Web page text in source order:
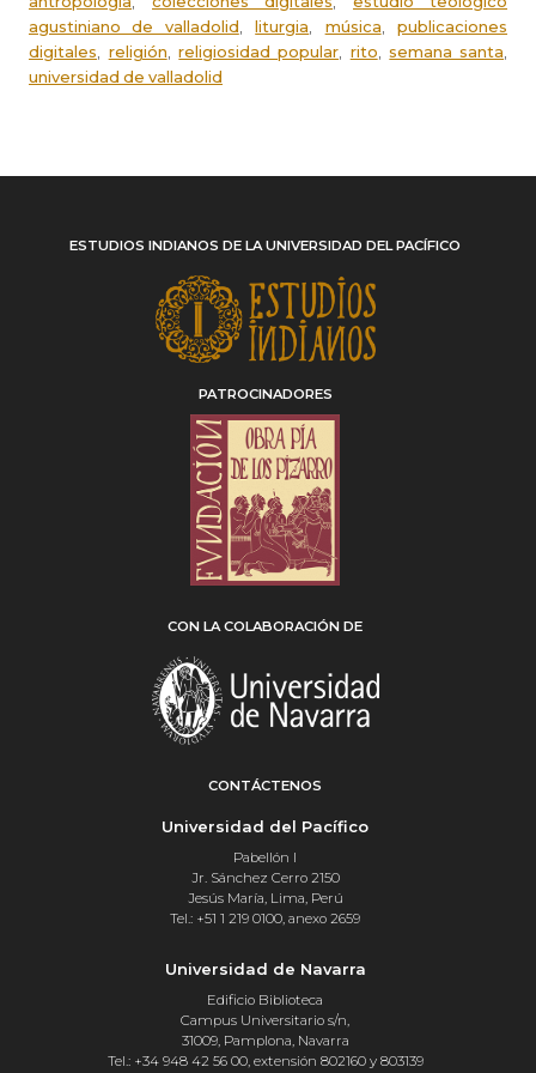
agustiniano de valladolid,liturgia, música,publicaciones
digitales, religión,religiosidad popular, rito,semana santa,
universidad de valladolid
ESTUDIOS INDIANOS DE LA UNIVERSIDAD DEL PACÍFICO
PATROCINADORES
CON LA COLABORACIÓN DE
CONTÁCTENOS
Universidad del Pacífico
Pabellón I
Jr. Sánchez Cerro 2150
Jesús María, Lima, Perú
Tel.: +51 1 219 0100, anexo 2659
Universidad de Navarra
Edificio Biblioteca
Campus Universitario s/n,
31009, Pamplona, Navarra
Tel.: +34 948 42 56 00, extensión 802160 y 803139